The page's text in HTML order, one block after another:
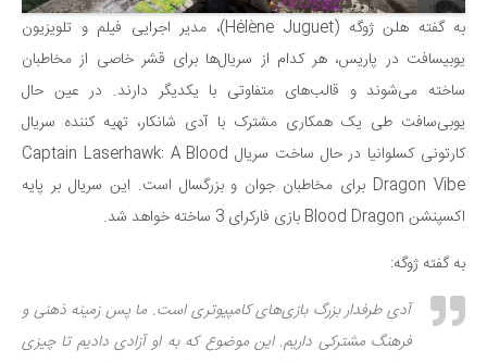
دانستنی‌ها
بازی
طنز
فال
مسابقه
اخبار
به گفته هلن ژوگه (Hélène Juguet)، مدیر اجرایی فیلم و تلویزیون
یوبیسافت در پاریس، هر کدام از سریال‌ها برای قشر خاصی از مخاطبان
ساخته می‌شوند و قالب‌های متفاوتی با یکدیگر دارند. در عین حال
یوبی‌سافت طی یک همکاری مشترک با آدی شانکار، تهیه کننده سریال
کارتونی کسلوانیا در حال ساخت سریال Captain Laserhawk: A Blood
Dragon Vibe برای مخاطبان جوان و بزرگسال است. این سریال بر پایه
اکسپنشن Blood Dragon بازی فارکرای 3 ساخته خواهد شد.
به گفته ژوگه:
آدی طرفدار بزرگ بازی‌های کامپیوتری است. ما پس زمینه ذهنی و
فرهنگ مشترکی داریم. این موضوع که به او آزادی دادیم تا چیزی